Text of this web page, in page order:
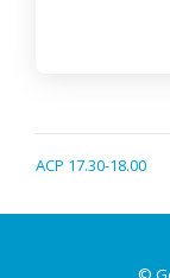
ACP 17.30-18.00